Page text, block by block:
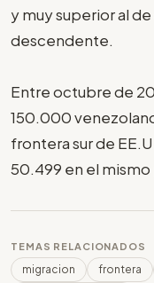
y muy superior al
descendente.
Entre octubre de
150.000
frontera sur de
50.499 en el
TEMAS RELACIONADOS
migracion frontera